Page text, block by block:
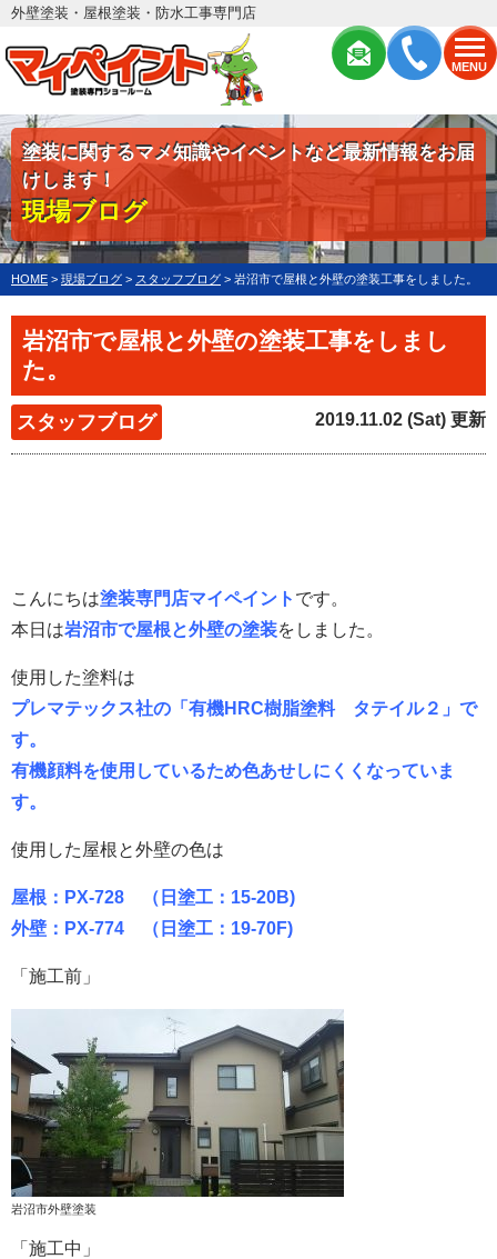
MENU
外壁塗装・屋根塗装・防水工事専門店
塗装に関するマメ知識やイベントなど最新情報をお届
けします！
現場ブログ
HOME > 現場ブログ > スタッフブログ > 岩沼市で屋根と外壁の塗装工事をしました。
岩沼市で屋根と外壁の塗装工事をしまし
た。
スタッフブログ 2019.11.02 (Sat) 更新
こんにちは塗装専門店マイペイント です。
本日は岩沼市で屋根と外壁の塗装をしました。
使用した塗料は
プレマテックス社の「有機HRC樹脂塗料 タテイル２」で
す。
有機顔料を使用しているため色あせしにくくなっていま
す。
使用した屋根と外壁の色は
屋根：PX-728 （日塗工：15-20B)
外壁：PX-774 （日塗工：19-70F)
「施工前」
岩沼市外壁塗装
「施工中」